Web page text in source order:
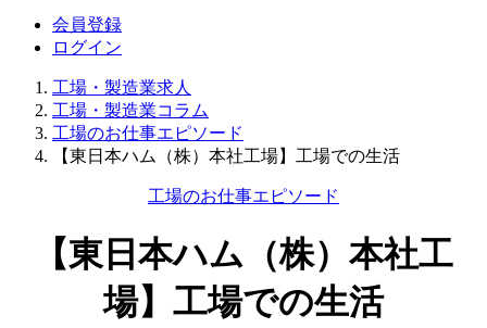
会員登録
ログイン
工場・製造業求人
工場・製造業コラム
工場のお仕事エピソード
【東日本ハム（株）本社工場】工場での生活
工場のお仕事エピソード
【東日本ハム（株）本社工
場】工場での生活